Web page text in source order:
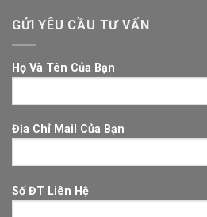
GỬI YÊU CẦU TƯ VẤN
Họ Và Tên Của Bạn
Địa Chỉ Mail Của Bạn
Số ĐT Liên Hệ